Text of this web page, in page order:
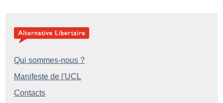
Qui sommes-nous ?
Manifeste de l'UCL
Contacts